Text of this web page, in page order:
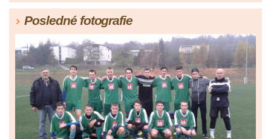
Posledné fotografie